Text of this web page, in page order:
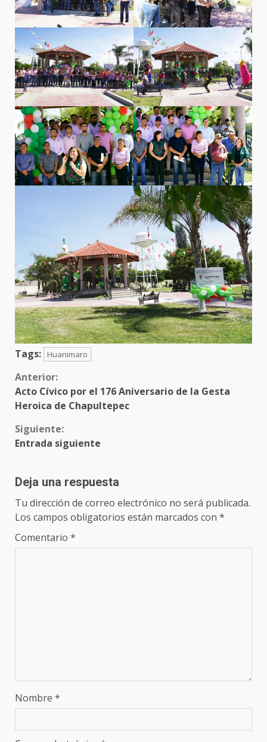
Tags: Huanimaro
Sigue
leyendo
Anterior:
Acto Cívico por el 176 Aniversario de la Gesta
Heroica de Chapultepec
Siguiente:
Entrada siguiente
Deja una respuesta
Tu dirección de correo electrónico no será publicada.
Los campos obligatorios están marcados con *
Comentario *
Nombre *